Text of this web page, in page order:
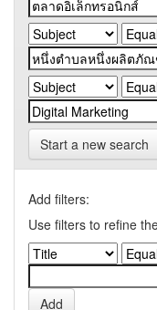
Start a new search
Add filters:
Use filters to refine